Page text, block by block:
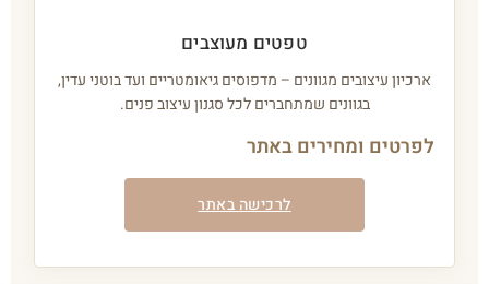
טפטים מעוצבים
ארכיון עיצובים מגוונים – מדפוסים גיאומטריים ועד בוטני עדין,
בגוונים שמתחברים לכל סגנון עיצוב פנים.
לפרטים ומחירים באתר
לרכישה באתר